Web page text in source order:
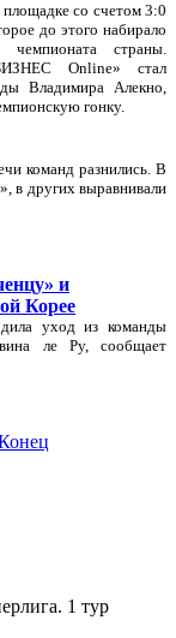
со счетом 3:0
до этого набирало
страны.
Online» стал
Владимира Алекно,
гонку.
команд разнились. В
в других выравнивали
и
Корее
уход из команды
ле Ру, сообщает
1 тур